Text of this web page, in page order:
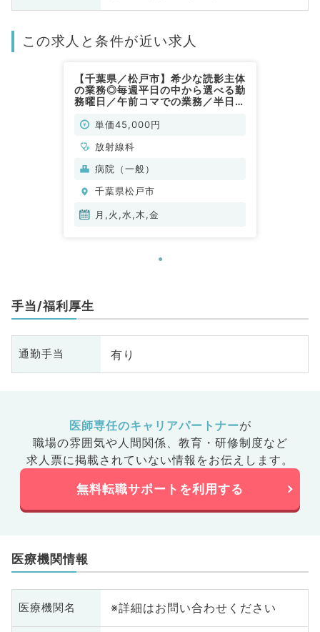
この求人と条件が近い求人
【千葉県／松戸市】希少な読影主体
の業務◎毎週平日の中から選べる勤
務曜日／午前コマでの業務／半日
単価45,000円
放射線科
病院（一般）
千葉県松戸市
月,火,水,木,金
手当/福利厚生
通勤手当 有り
医師専任のキャリアパートナーが
職場の雰囲気や人間関係、 教育・研修制度など
求人票に掲載されていない情報をお伝えします。
無料転職サポートを利用する
医療機関情報
医療機関名 ※詳細はお問い合わせください